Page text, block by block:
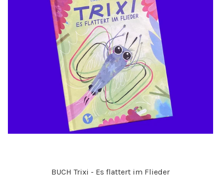
BUCH Trixi - Es flattert im Flieder